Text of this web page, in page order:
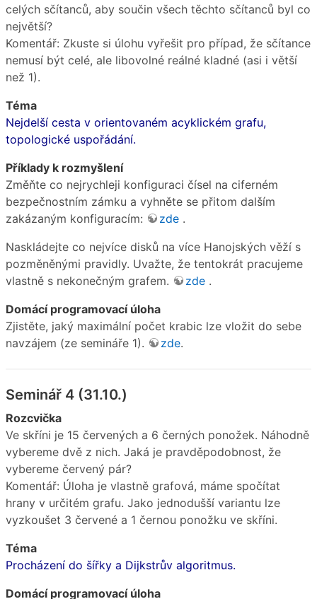
celých sčítanců, aby součin všech těchto sčítanců byl co
největší?
Komentář: Zkuste si úlohu vyřešit pro případ, že sčítance
nemusí být celé, ale libovolné reálné kladné (asi i větší
než 1).
Téma
Nejdelší cesta v orientovaném acyklickém grafu,
topologické uspořádání.
Příklady k rozmyšlení
Změňte co nejrychleji konfiguraci čísel na ciferném
bezpečnostním zámku a vyhněte se přitom dalším
zakázaným konfiguracím:
zde .
Naskládejte co nejvíce disků na více Hanojských věží s
pozměněnými pravidly. Uvažte, že tentokrát pracujeme
vlastně s nekonečným grafem.
zde .
Domácí programovací úloha
Zjistěte, jaký maximální počet krabic lze vložit do sebe
navzájem (ze semináře 1).
zde.
Seminář 4 (31.10.)
Rozcvička
Ve skříni je 15 červených a 6 černých ponožek. Náhodně
vybereme dvě z nich. Jaká je pravděpodobnost, že
vybereme červený pár?
Komentář: Úloha je vlastně grafová, máme spočítat
hrany v určitém grafu. Jako jednodušší variantu lze
vyzkoušet 3 červené a 1 černou ponožku ve skříni.
Téma
Procházení do šířky a Dijkstrův algoritmus.
Domácí programovací úloha